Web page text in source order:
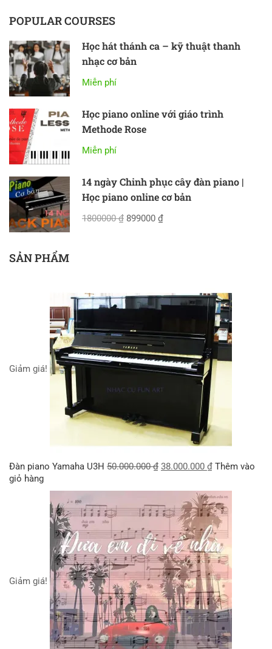
POPULAR COURSES
Học hát thánh ca – kỹ thuật thanh
nhạc cơ bản
Miễn phí
Học piano online với giáo trình
Methode Rose
Miễn phí
14 ngày Chinh phục cây đàn piano |
Học piano online cơ bản
1800000 ₫ 899000 ₫
SẢN PHẨM
Giảm giá!
Đàn piano Yamaha U3H 50.000.000₫ 38.000.000 ₫ Thêm vào
giỏ hàng
Giảm giá!